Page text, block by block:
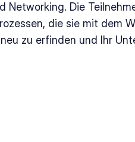
Die
die sie mit dem
zu erfinden und Ihr